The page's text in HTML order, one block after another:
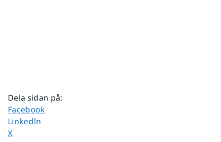
Dela sidan på:
Dela sidan på
Facebook
Dela sidan på
LinkedIn
Dela sidan på
X